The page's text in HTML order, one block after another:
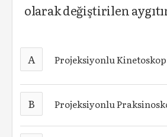
olarak değiştirilen
A Projeksiyonlu Kinetoskop
B Projeksiyonlu